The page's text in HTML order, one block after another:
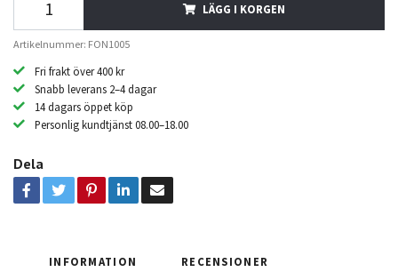
LÄGG I KORGEN
Artikelnummer: FON1005
Fri frakt över 400 kr
Snabb leverans 2–4 dagar
14 dagars öppet köp
Personlig kundtjänst 08.00–18.00
Dela
INFORMATION RECENSIONER